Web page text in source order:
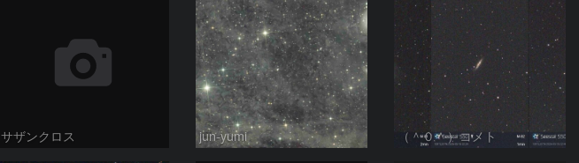
サザンクロス jun-yumi （＾０＾）コメト